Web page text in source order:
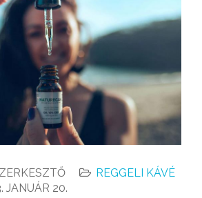
REGGELI KÁVÉ
JANUÁR 20.